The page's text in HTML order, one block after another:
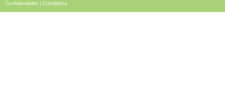
Confidentialité | Conditions